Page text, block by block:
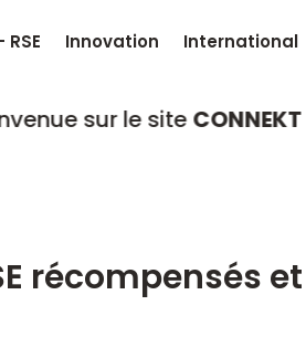
Innovation International
le siteCONNEKToù tu
récompensés